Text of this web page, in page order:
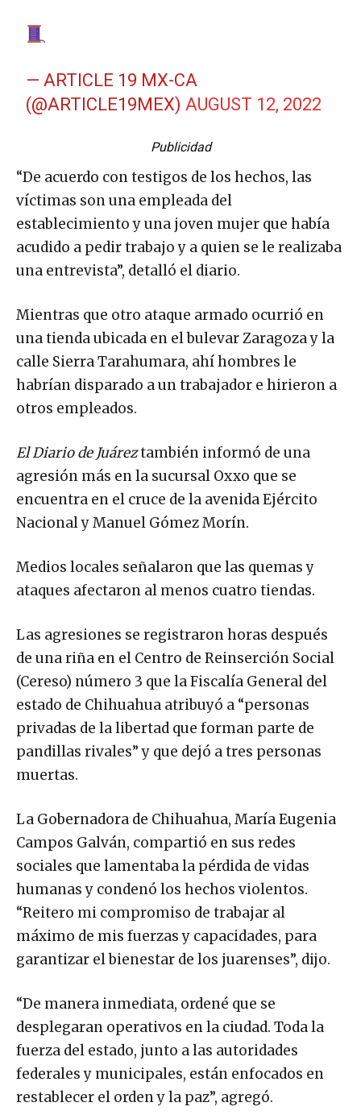
— ARTICLE 19 MX-CA
(@ARTICLE19MEX)AUGUST 12, 2022
Publicidad
“De acuerdo con testigos de los hechos, las
víctimas son una empleada del
establecimiento y una joven mujer que había
acudido a pedir trabajo y a quien se le realizaba
una entrevista”, detalló el diario.
Mientras que otro ataque armado ocurrió en
una tienda ubicada en el bulevar Zaragoza y la
calle Sierra Tarahumara, ahí hombres le
habrían disparado a un trabajador e hirieron a
otros empleados.
El Diario de Juáreztambién informó de una
agresión más en la sucursal Oxxo que se
encuentra en el cruce de la avenida Ejército
Nacional y Manuel Gómez Morín.
Medios locales señalaron que las quemas y
ataques afectaron al menos cuatro tiendas.
Las agresiones se registraron horas después
de una riña en el Centro de Reinserción Social
(Cereso) número 3 que la Fiscalía General del
estado de Chihuahua atribuyó a “personas
privadas de la libertad que forman parte de
pandillas rivales” y que dejó a tres personas
muertas.
La Gobernadora de Chihuahua, María Eugenia
Campos Galván, compartió en sus redes
sociales que lamentaba la pérdida de vidas
humanas y condenó los hechos violentos.
“Reitero mi compromiso de trabajar al
máximo de mis fuerzas y capacidades, para
garantizar el bienestar de los juarenses”, dijo.
“De manera inmediata, ordené que se
desplegaran operativos en la ciudad. Toda la
fuerza del estado, junto a las autoridades
federales y municipales, están enfocados en
restablecer el orden y la paz”, agregó.